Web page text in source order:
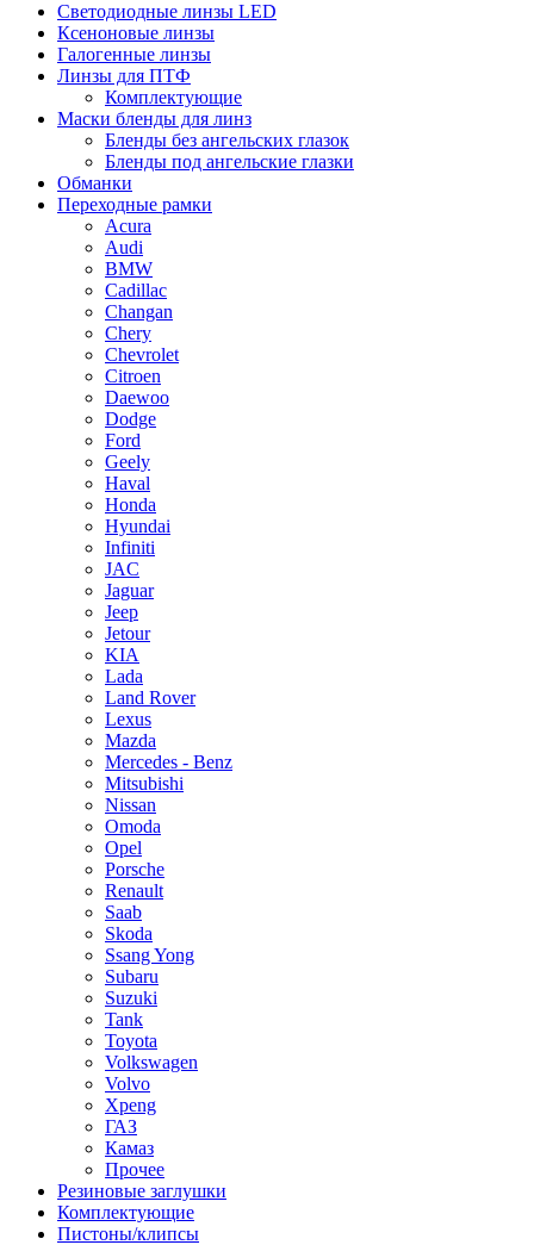
Светодиодные линзы LED
Ксеноновые линзы
Галогенные линзы
Линзы для ПТФ
Комплектующие
Маски бленды для линз
Бленды без ангельских глазок
Бленды под ангельские глазки
Обманки
Переходные рамки
Acura
Audi
BMW
Cadillac
Changan
Chery
Chevrolet
Citroen
Daewoo
Dodge
Ford
Geely
Haval
Honda
Hyundai
Infiniti
JAC
Jaguar
Jeep
Jetour
KIA
Lada
Land Rover
Lexus
Mazda
Mercedes - Benz
Mitsubishi
Nissan
Omoda
Opel
Porsche
Renault
Saab
Skoda
Ssang Yong
Subaru
Suzuki
Tank
Toyota
Volkswagen
Volvo
Xpeng
ГАЗ
Камаз
Прочее
Резиновые заглушки
Комплектующие
Пистоны/клипсы